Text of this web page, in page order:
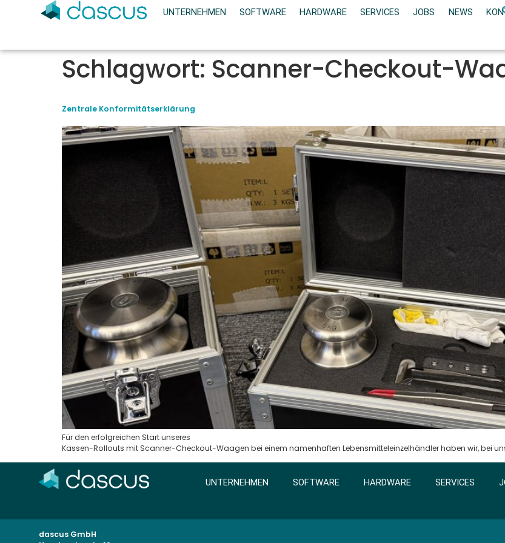
UNTERNEHMEN SOFTWARE HARDWARE SERVICES JOBS NEWS
Schlagwort: Scanner-Checkout-
Zentrale Konformitätserklärung
Für den erfolgreichen Start unseres
Kassen-Rollouts mit Scanner-Checkout-Waagen bei einem namenhaften Lebensmitteleinzelhändler haben wir, bei
UNTERNEHMEN SOFTWARE HARDWARE SERVICES
dascus GmbH